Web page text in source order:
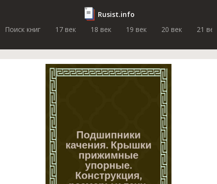
Rusist.info
Поиск книг
17 век 18 век 19 век 20 век 21 век